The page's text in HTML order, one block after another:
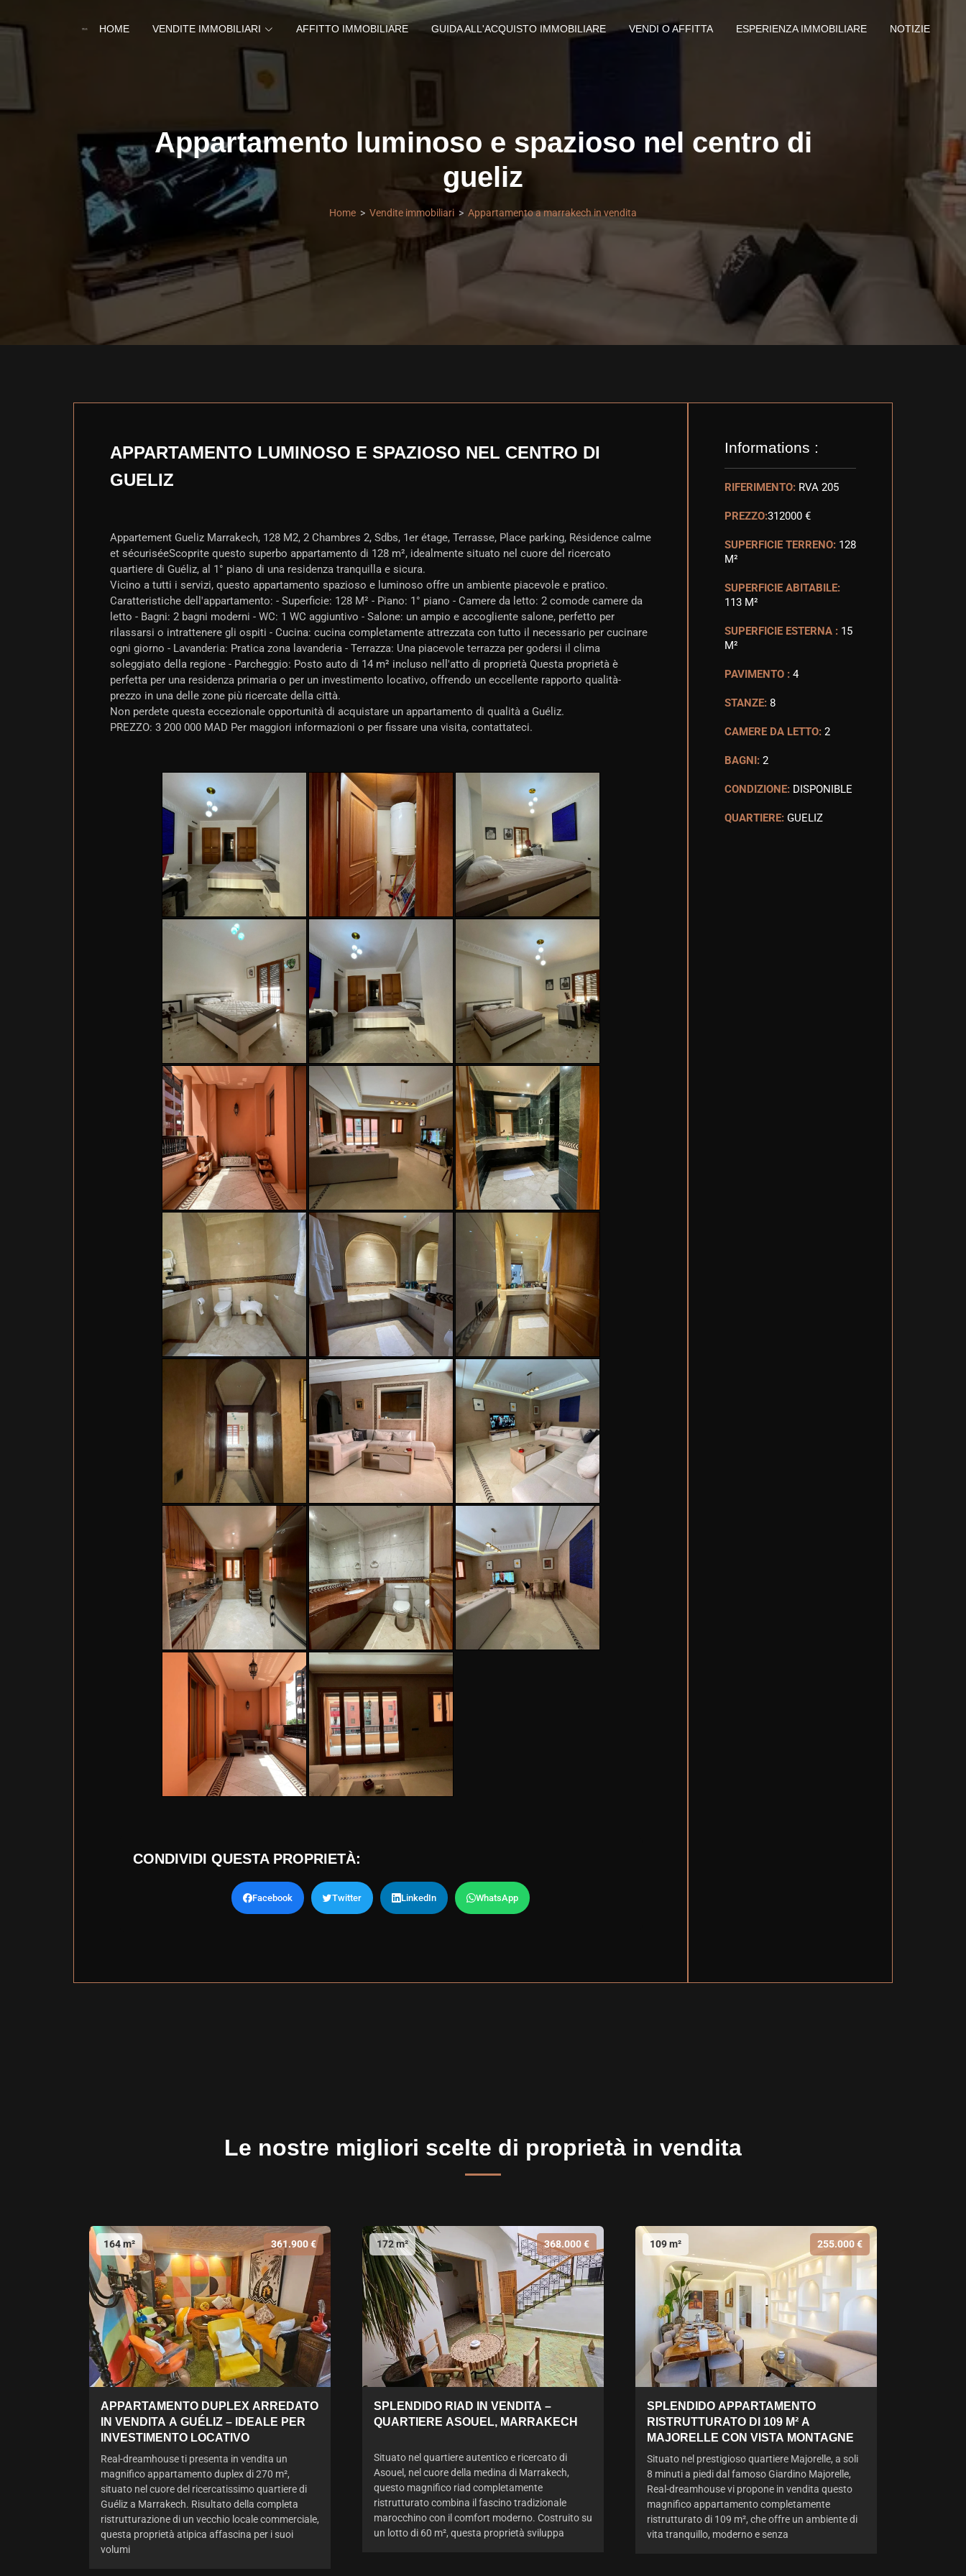
HOME VENDITE IMMOBILIARI AFFITTO IMMOBILIARE GUIDA ALL'ACQUISTO IMMOBILIARE VENDI O AFFITTA ESPERIENZA IMMOBILIARE NOTIZIE
Appartamento luminoso e spazioso nel centro di
gueliz
Home Vendite immobiliari Appartamento a marrakech in vendita
APPARTAMENTO LUMINOSO E SPAZIOSO NEL CENTRO DI
GUELIZ
Appartement Gueliz Marrakech, 128 M2, 2 Chambres 2, Sdbs, 1er étage, Terrasse, Place parking, Résidence calme
et sécuriséeScoprite questo superbo appartamento di 128 m², idealmente situato nel cuore del ricercato
quartiere di Guéliz, al 1° piano di una residenza tranquilla e sicura.
Vicino a tutti i servizi, questo appartamento spazioso e luminoso offre un ambiente piacevole e pratico.
Caratteristiche dell'appartamento: - Superficie: 128 M² - Piano: 1° piano - Camere da letto: 2 comode camere da
letto - Bagni: 2 bagni moderni - WC: 1 WC aggiuntivo - Salone: un ampio e accogliente salone, perfetto per
rilassarsi o intrattenere gli ospiti - Cucina: cucina completamente attrezzata con tutto il necessario per cucinare
ogni giorno - Lavanderia: Pratica zona lavanderia - Terrazza: Una piacevole terrazza per godersi il clima
soleggiato della regione - Parcheggio: Posto auto di 14 m² incluso nell'atto di proprietà Questa proprietà è
perfetta per una residenza primaria o per un investimento locativo, offrendo un eccellente rapporto qualità-
prezzo in una delle zone più ricercate della città.
Non perdete questa eccezionale opportunità di acquistare un appartamento di qualità a Guéliz.
PREZZO: 3 200 000 MAD Per maggiori informazioni o per fissare una visita, contattateci.
CONDIVIDI QUESTA PROPRIETÀ:
Facebook Twitter LinkedIn WhatsApp
Informations :
RIFERIMENTO: RVA 205
PREZZO:312000 €
SUPERFICIE TERRENO: 128
M²
SUPERFICIE ABITABILE:
113 M²
SUPERFICIE ESTERNA : 15
M²
PAVIMENTO : 4
STANZE: 8
CAMERE DA LETTO: 2
BAGNI: 2
CONDIZIONE: DISPONIBLE
QUARTIERE: GUELIZ
Le nostre migliori scelte di proprietà in vendita
164 m² 361.900 €
APPARTAMENTO DUPLEX ARREDATO
IN VENDITA A GUÉLIZ – IDEALE PER
INVESTIMENTO LOCATIVO
Real-dreamhouse ti presenta in vendita un
magnifico appartamento duplex di 270 m²,
situato nel cuore del ricercatissimo quartiere di
Guéliz a Marrakech. Risultato della completa
ristrutturazione di un vecchio locale commerciale,
questa proprietà atipica affascina per i suoi
volumi
172 m² 368.000 €
SPLENDIDO RIAD IN VENDITA –
QUARTIERE ASOUEL, MARRAKECH
Situato nel quartiere autentico e ricercato di
Asouel, nel cuore della medina di Marrakech,
questo magnifico riad completamente
ristrutturato combina il fascino tradizionale
marocchino con il comfort moderno. Costruito su
un lotto di 60 m², questa proprietà sviluppa
109 m² 255.000 €
SPLENDIDO APPARTAMENTO
RISTRUTTURATO DI 109 M² A
MAJORELLE CON VISTA MONTAGNE
Situato nel prestigioso quartiere Majorelle, a soli
8 minuti a piedi dal famoso Giardino Majorelle,
Real-dreamhouse vi propone in vendita questo
magnifico appartamento completamente
ristrutturato di 109 m², che offre un ambiente di
vita tranquillo, moderno e senza